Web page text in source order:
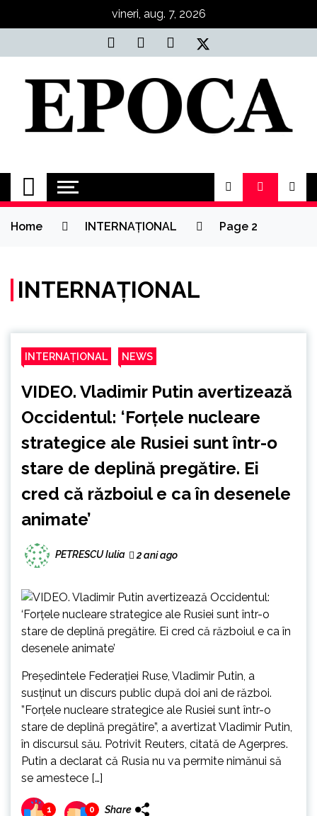
vineri, aug. 7, 2026
Epoca
Cele mai noi știri online din România
Home INTERNAȚIONAL Page 2
INTERNAȚIONAL
INTERNAȚIONAL NEWS
VIDEO. Vladimir Putin avertizează
Occidentul: ‘Forțele nucleare
strategice ale Rusiei sunt într-o
stare de deplină pregătire. Ei
cred că războiul e ca în desenele
animate’
PETRESCU Iulia 2 ani ago
Preşedintele Federaţiei Ruse, Vladimir Putin, a
susținut un discurs public după doi ani de război.
”Forțele nucleare strategice ale Rusiei sunt într-o
stare de deplină pregătire”, a avertizat Vladimir Putin,
în discursul său. Potrivit Reuters, citată de Agerpres.
Putin a declarat că Rusia nu va permite nimănui să
se amestece […]
1 0 Share